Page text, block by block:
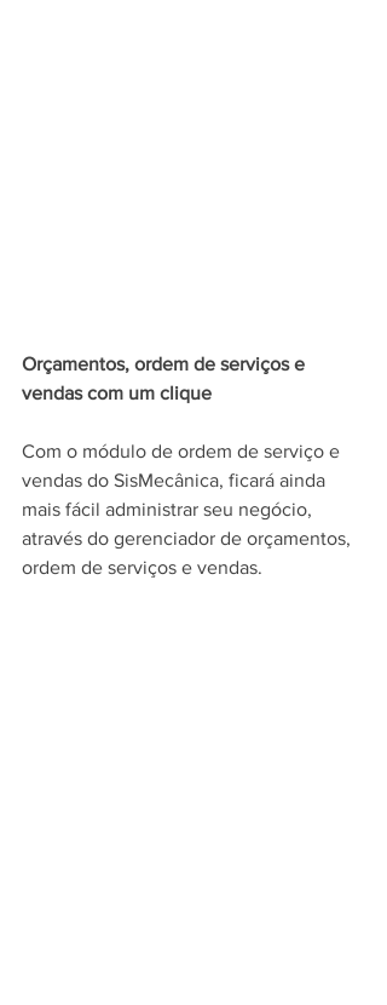
Orçamentos, ordem de serviços e
vendas com um clique
Com o módulo de ordem de serviço e
vendas do SisMecânica, ficará ainda
mais fácil administrar seu negócio,
através do gerenciador de orçamentos,
ordem de serviços e vendas.